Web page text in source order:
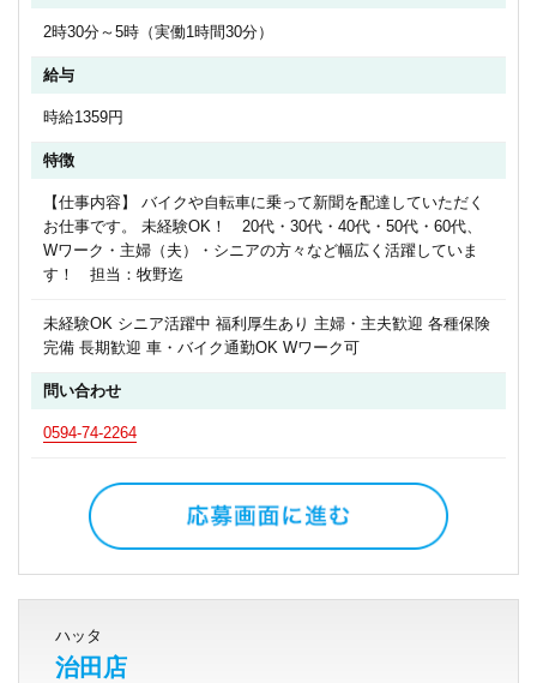
2時30分～5時（実働1時間30分）
給与
時給1359円
特徴
【仕事内容】 バイクや自転車に乗って新聞を配達していただく
お仕事です。 未経験OK！ 20代・30代・40代・50代・60代、
Wワーク・主婦（夫）・シニアの方々など幅広く活躍していま
す！ 担当：牧野迄
未経験OK シニア活躍中 福利厚生あり 主婦・主夫歓迎 各種保険
完備 長期歓迎 車・バイク通勤OK Wワーク可
問い合わせ
0594-74-2264
ハッタ
治田店